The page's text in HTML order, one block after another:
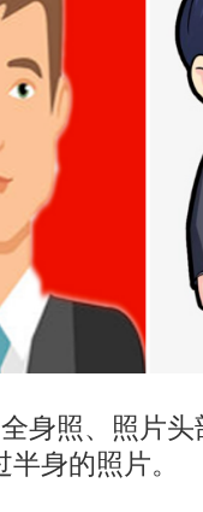
身照、照片
身的照片。